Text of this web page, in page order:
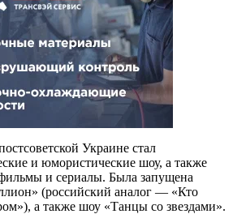
Украине стал
и юмористические шоу, а также
и сериалы. Была запущена
(российский аналог — «Кто
а также шоу «Танцы со звездами».